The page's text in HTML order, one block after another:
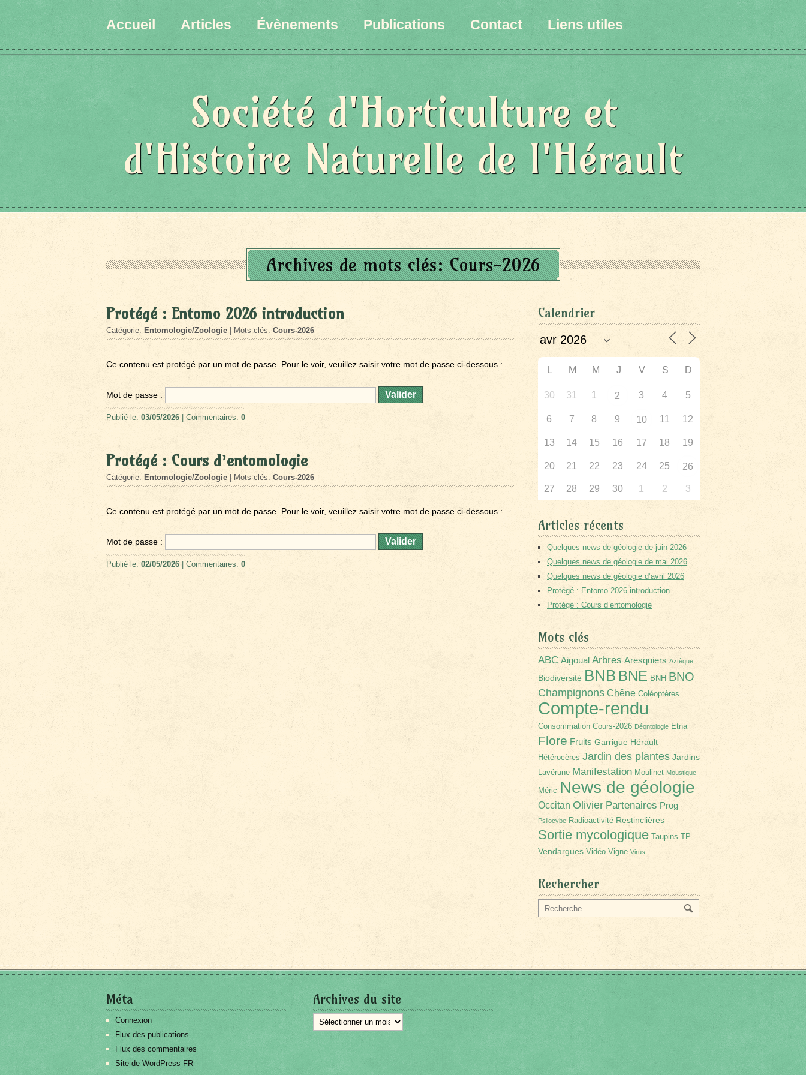
Accueil Articles Évènements Publications Contact Liens utiles
Société d'Horticulture et
d'Histoire Naturelle de l'Hérault
Archives de mots clés:Cours-2026
Protégé : Entomo 2026 introduction
Catégorie: Entomologie/Zoologie | Mots clés: Cours-2026
Ce contenu est protégé par un mot de passe. Pour le voir, veuillez saisir votre mot de passe ci-dessous :
Mot de passe :
Publié le: 03/05/2026 | Commentaires: 0
Protégé : Cours d’entomologie
Catégorie: Entomologie/Zoologie | Mots clés: Cours-2026
Ce contenu est protégé par un mot de passe. Pour le voir, veuillez saisir votre mot de passe ci-dessous :
Mot de passe :
Publié le: 02/05/2026 | Commentaires: 0
Calendrier
L M M J V S D
30 31 1 2 3 4 5
6 7 8 9 10 11 12
13 14 15 16 17 18 19
20 21 22 23 24 25 26
27 28 29 30 1 2 3
Articles récents
Quelques news de géologie de juin 2026
Quelques news de géologie de mai 2026
Quelques news de géologie d’avril 2026
Protégé : Entomo 2026 introduction
Protégé : Cours d’entomologie
Mots clés
ABC Aigoual Arbres Aresquiers Aztèque
Biodiversité BNB BNE BNH BNO
Champignons Chêne Coléoptères
Compte-rendu
Consommation Cours-2026 Déontologie Etna
Flore Fruits Garrigue Hérault
Hétérocères Jardin des plantes Jardins
Lavérune Manifestation Moulinet Moustique
Méric News de géologie
Occitan Olivier Partenaires Prog
Psilocybe Radioactivité Restinclières
Sortie mycologique Taupins TP
Vendargues Vidéo Vigne Virus
Rechercher
Méta
Connexion
Flux des publications
Flux des commentaires
Site de WordPress-FR
Archives du site
Archives
du